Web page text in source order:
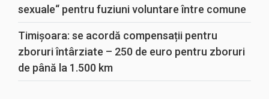
sexuale“ pentru fuziuni voluntare între comune
Timișoara: se acordă compensații pentru
zboruri întârziate – 250 de euro pentru zboruri
de până la 1.500 km